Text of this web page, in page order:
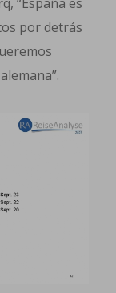
por detrás